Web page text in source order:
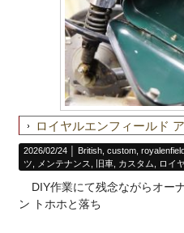
2026/02/24 │ British, custom,
ツ
メンテナンス 旧車, カスタム ロイ
DIY作業にて残念ながらオー
ン トホホと落ち